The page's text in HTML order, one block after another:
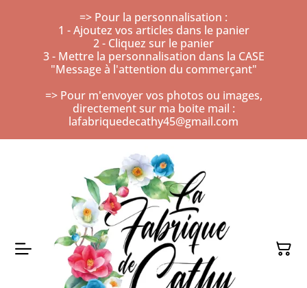
=> Pour la personnalisation :
1 - Ajoutez vos articles dans le panier
2 - Cliquez sur le panier
3 - Mettre la personnalisation dans la CASE
"Message à l'attention du commerçant"
=> Pour m'envoyer vos photos ou images,
directement sur ma boite mail :
lafabriquedecathy45@gmail.com